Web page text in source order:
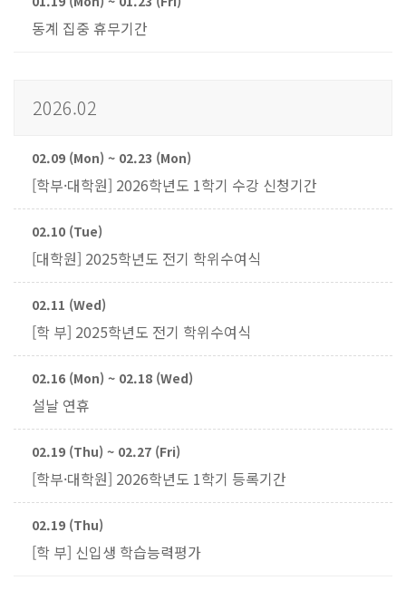
동계 집중 휴무기간
2026.02
02.09 (Mon) ~ 02.23 (Mon)
[학부·대학원] 2026학년도 1학기 수강 신청기간
02.10 (Tue)
[대학원] 2025학년도 전기 학위수여식
02.11 (Wed)
[학 부] 2025학년도 전기 학위수여식
02.16 (Mon) ~ 02.18 (Wed)
설날 연휴
02.19 (Thu) ~ 02.27 (Fri)
[학부·대학원] 2026학년도 1학기 등록기간
02.19 (Thu)
[학 부] 신입생 학습능력평가